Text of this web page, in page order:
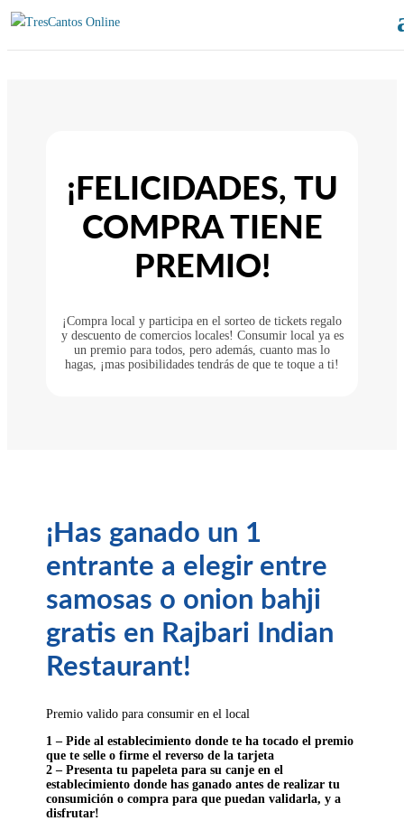
¡FELICIDADES, TU
COMPRA TIENE
PREMIO!
¡Compra local y participa en el sorteo de tickets regalo
y descuento de comercios locales! Consumir local ya es
un premio para todos, pero además, cuanto mas lo
hagas, ¡mas posibilidades tendrás de que te toque a ti!
¡Has ganado un 1
entrante a elegir entre
samosas o onion bahji
gratis en Rajbari Indian
Restaurant!
Premio valido para consumir en el local
1 – Pide al establecimiento donde te ha tocado el premio
que te selle o firme el reverso de la tarjeta
2 –Presenta tu papeleta para su canje en el
establecimiento donde has ganado antes de realizar tu
consumición o compra para que puedan validarla, y a
disfrutar!